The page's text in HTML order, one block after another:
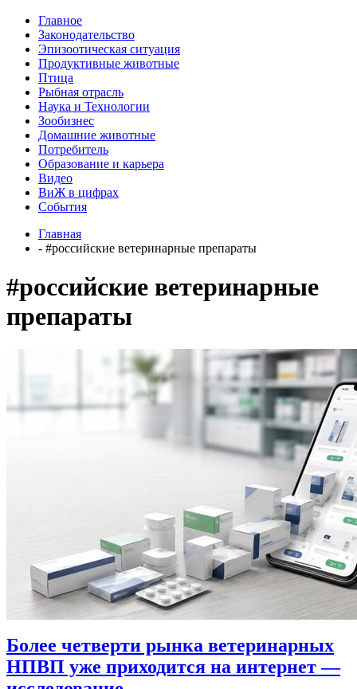
Главное
Законодательство
Эпизоотическая ситуация
Продуктивные животные
Птица
Рыбная отрасль
Наука и Технологии
Зообизнес
Домашние животные
Потребитель
Образование и карьера
Видео
ВиЖ в цифрах
События
Главная
- #российские ветеринарные препараты
#российские ветеринарные
препараты
Более четверти рынка ветеринарных
НПВП уже приходится на интернет —